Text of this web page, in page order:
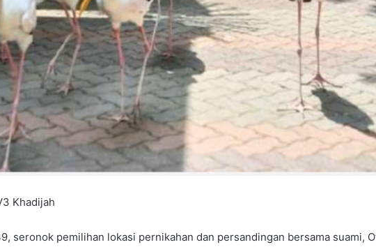
Khadijah
seronok pemilihan lokasi pernikahan dan persandingan bersama suami,